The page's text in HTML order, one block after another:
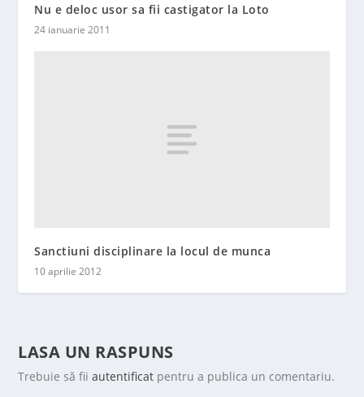
Nu e deloc usor sa fii castigator la Loto
24 ianuarie 2011
Sanctiuni disciplinare la locul de munca
10 aprilie 2012
LASA UN RASPUNS
Trebuie să fiiautentificat pentru a publica un comentariu.